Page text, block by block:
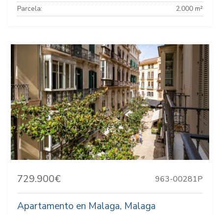
Parcela:
2.000 m²
729.900€ 963-00281P
Apartamento en Malaga, Malaga